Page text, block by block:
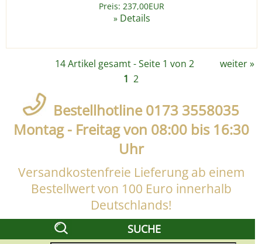
Preis: 237,00EUR
» Details
14 Artikel gesamt - Seite 1 von 2 weiter»
1 2
Bestellhotline 0173 3558035
Montag - Freitag von 08:00 bis 16:30
Uhr
Versandkostenfreie Lieferung ab einem
Bestellwert von 100 Euro innerhalb
Deutschlands!
SUCHE